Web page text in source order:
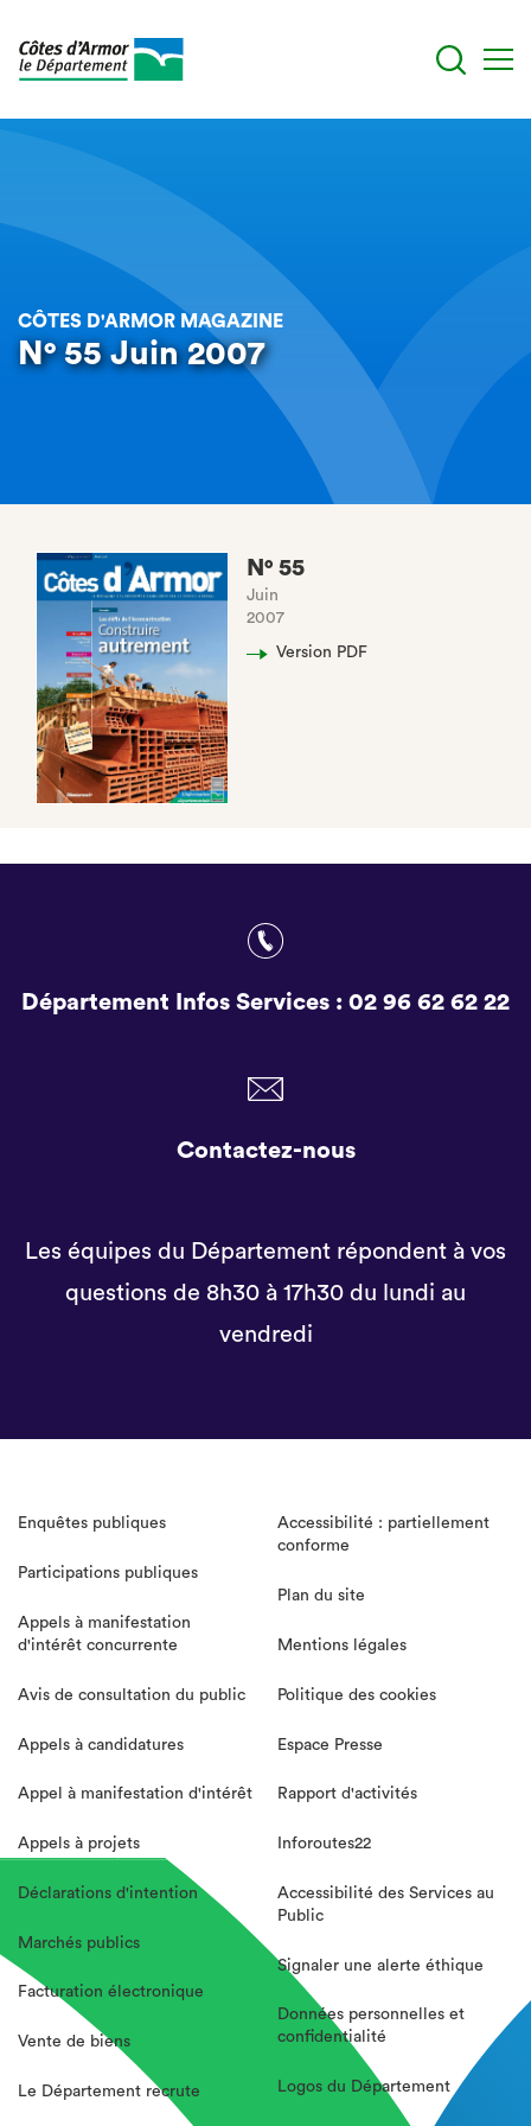
CÔTES D'ARMOR MAGAZINE
N° 55 Juin 2007
N° 55
Juin
2007
Version PDF
Département Infos Services : 02 96 62 62 22
Contactez-nous
Les équipes du Département répondent à vos
questions de 8h30 à 17h30 du lundi au
vendredi
Enquêtes publiques
Participations publiques
Appels à manifestation
d'intérêt concurrente
Avis de consultation du public
Appels à candidatures
Appel à manifestation d'intérêt
Appels à projets
Déclarations d'intention
Marchés publics
Facturation électronique
Vente de biens
Le Département recrute
Accessibilité : partiellement
conforme
Plan du site
Mentions légales
Politique des cookies
Espace Presse
Rapport d'activités
Inforoutes22
Accessibilité des Services au
Public
Signaler une alerte éthique
Données personnelles et
confidentialité
Logos du Département